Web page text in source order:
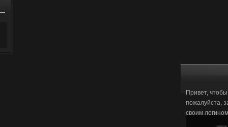
Привет,
пожалуйста,
своим логином